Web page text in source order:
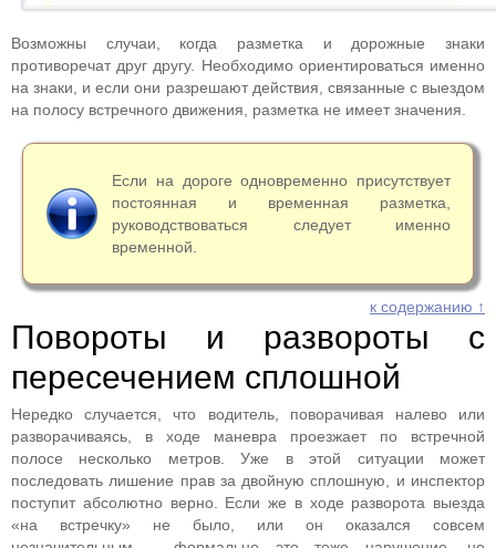
Возможны случаи, когда разметка и дорожные знаки
противоречат друг другу. Необходимо ориентироваться именно
на знаки, и если они разрешают действия, связанные с выездом
на полосу встречного движения, разметка не имеет значения.
Если на дороге одновременно присутствует
постоянная и временная разметка,
руководствоваться следует именно
временной.
к содержанию ↑
Повороты и развороты с
пересечением сплошной
Нередко случается, что водитель, поворачивая налево или
разворачиваясь, в ходе маневра проезжает по встречной
полосе несколько метров. Уже в этой ситуации может
последовать лишение прав за двойную сплошную, и инспектор
поступит абсолютно верно. Если же в ходе разворота выезда
«на встречку» не было, или он оказался совсем